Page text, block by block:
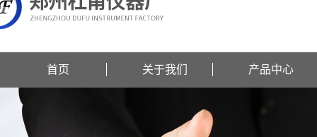
首页 关于我们 产品中心